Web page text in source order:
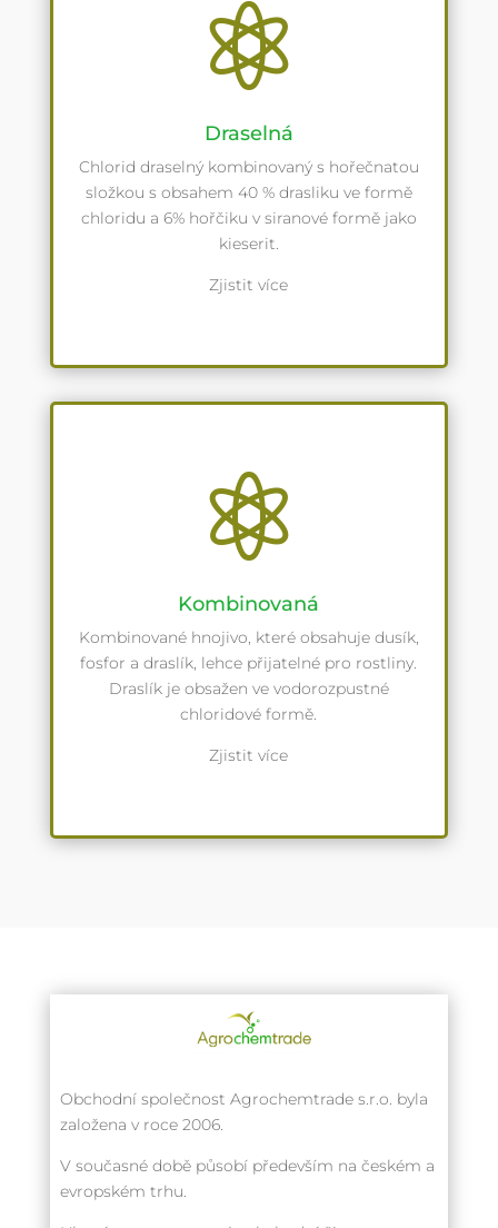

Draselná
Chlorid draselný kombinovaný s hořečnatou
složkou s obsahem 40 % drasliku ve formě
chloridu a 6% hořčiku v siranové formě jako
kieserit.
Zjistit více

Kombinovaná
Kombinované hnojivo, které obsahuje dusík,
fosfor a draslík, lehce přijatelné pro rostliny.
Draslík je obsažen ve vodorozpustné
chloridové formě.
Zjistit více
Obchodní společnost Agrochemtrade s.r.o. byla
založena v roce 2006.
V současné době působí především na českém a
evropském trhu.